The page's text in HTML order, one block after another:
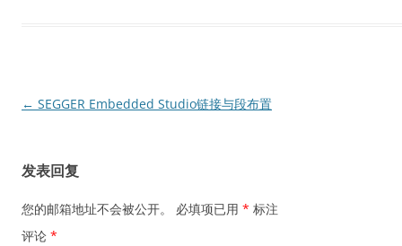
文
航
← SEGGER Embedded Studio链接与段布置
发表回复
您的邮箱地址不会被公开。 必填项已用 * 标注
评论 *